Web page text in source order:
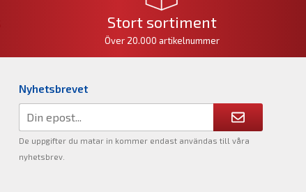
Stort sortiment
Över 20.000 artikelnummer
Nyhetsbrevet
De uppgifter du matar in kommer endast användas till våra
nyhetsbrev.